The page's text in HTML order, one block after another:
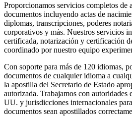
Proporcionamos servicios completos de
documentos incluyendo actas de
diplomas, transcripciones, poderes
corporativos y más. Nuestros servicios
certificada, notarización y certificación
coordinado por nuestro equipo
Con soporte para más de 120 idiomas,
documentos de cualquier idioma a
la apostilla del Secretario de Estado
autorizada. Trabajamos con autoridades
UU. y jurisdicciones internacionales
documentos sean apostillados